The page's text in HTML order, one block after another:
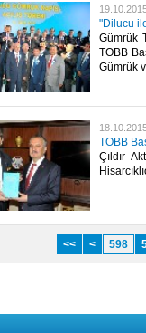
"Dilucu
Gümrük
TOBB
Gümrük
TOBB
Çıldır
<< < 598